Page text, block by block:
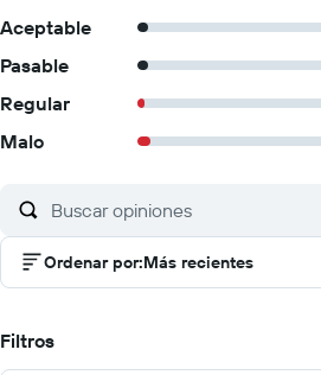
Aceptable
Pasable
Regular
Malo
Ordenar por:Más recientes
Filtros